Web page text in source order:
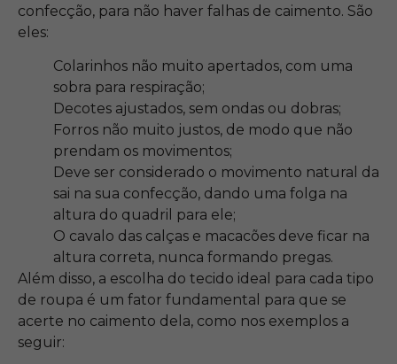
confecção, para não haver falhas de caimento. São
eles:
Colarinhos não muito apertados, com uma
sobra para respiração;
Decotes ajustados, sem ondas ou dobras;
Forros não muito justos, de modo que não
prendam os movimentos;
Deve ser considerado o movimento natural da
sai na sua confecção, dando uma folga na
altura do quadril para ele;
O cavalo das calças e macacões deve ficar na
altura correta, nunca formando pregas.
Além disso, a escolha do tecido ideal para cada tipo
de roupa é um fator fundamental para que se
acerte no caimento dela, como nos exemplos a
seguir: